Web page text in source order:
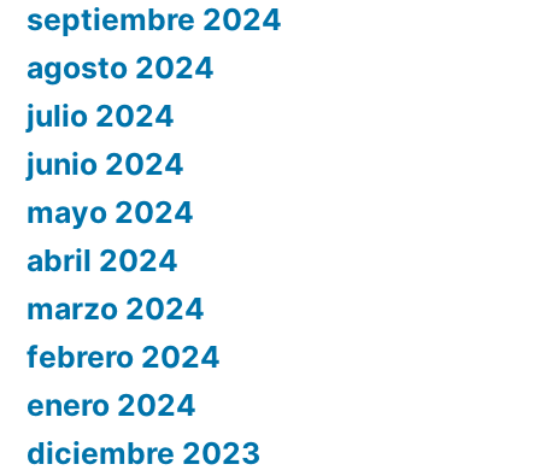
septiembre 2024
agosto 2024
julio 2024
junio 2024
mayo 2024
abril 2024
marzo 2024
febrero 2024
enero 2024
diciembre 2023